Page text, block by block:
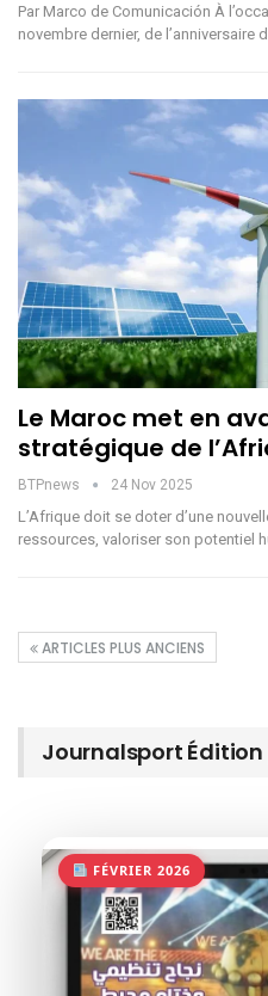
Par Marco de Comunicación À
novembre dernier, de l’anniversaire
Le Maroc met en
stratégique de
BTPnews 24 Nov 2025
L’Afrique doit se doter d’une
ressources, valoriser son potentiel
ARTICLES PLUS ANCIENS
Journalsport
FÉVRIER 2026